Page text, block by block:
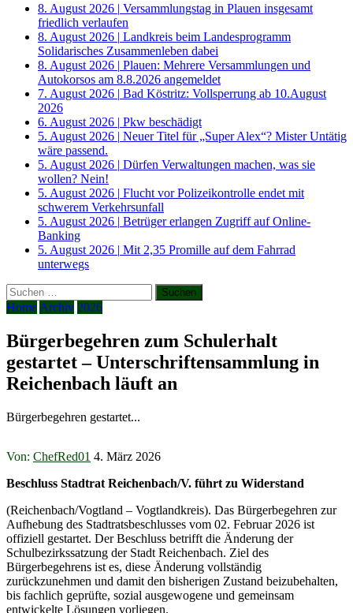
8. August 2026 | Versammlungstag in Plauen insgesamt
friedlich verlaufen
8. August 2026 | Landkreis beim Landesprogramm
Solidarisches Zusammenleben dabei
8. August 2026 | Plauen: Mehrere Versammlungen und
Autokorsos am 8.8.2026 angemeldet
7. August 2026 | Bad Köstritz: Vollsperrung ab 10.August
2026
6. August 2026 | Pkw beschädigt
5. August 2026 | Neuer Titel für „Super Alex“? Mister Untätig
wäre passend.
5. August 2026 | Dürfen Verwaltungen machen, was sie
wollen? Nein!
5. August 2026 | Flucht vor Polizeikontrolle endet mit
schwerem Verkehrsunfall
5. August 2026 | Betrüger erlangen Zugriff auf Online-
Banking
5. August 2026 | Mit 2,35 Promille auf dem Fahrrad
unterwegs
Suchen
nach:
Home Archiv 2026
Bürgerbegehren zum Schulerhalt
gestartet – Unterschriftensammlung in
Reichenbach läuft an
Bürgerbegehren gestartet...
Von: ChefRed01 4. März 2026
Beschluss Stadtrat Reichenbach/V. führt zu Widerstand
(Reichenbach/Vogtland – Vogtlandkreis). Das Bürgerbegehren zur
Aufhebung des Stadtratsbeschlusses vom 02. Februar 2026 ist
offiziell gestartet. Der Beschluss betrifft die Änderung der
Schulbezirkssatzung der Stadt Reichenbach. Ziel des
Bürgerbegehrens ist es, diese Änderung vollständig
zurückzunehmen und damit den bisherigen Zustand beizubehalten,
bis fachlich geprüfte, sozial ausgewogene und gemeinsam
entwickelte Lösungen vorliegen.